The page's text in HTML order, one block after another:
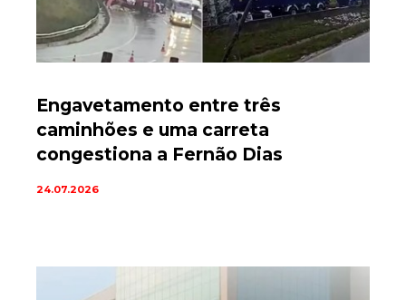
Engavetamento entre três
caminhões e uma carreta
congestiona a Fernão Dias
24.07.2026